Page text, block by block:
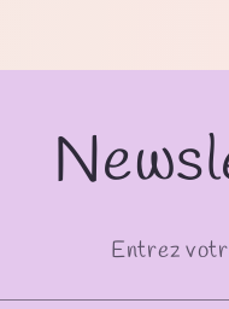
Entrez